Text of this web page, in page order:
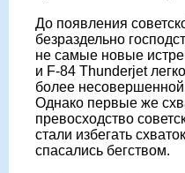
До появления
безраздельно
не самые новые
и F-84 Thunderjet
более
Однако первые же
превосходство
стали избегать
спасались бегством.